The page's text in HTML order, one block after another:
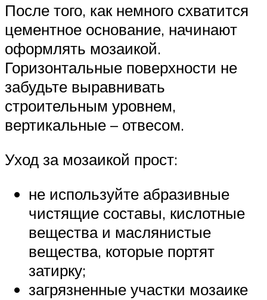
После того, как немного схватится
цементное основание, начинают
оформлять мозаикой.
Горизонтальные поверхности не
забудьте выравнивать
строительным уровнем,
вертикальные – отвесом.
Уход за мозаикой прост:
не используйте абразивные
чистящие составы, кислотные
вещества и маслянистые
вещества, которые портят
затирку;
загрязненные участки мозаике